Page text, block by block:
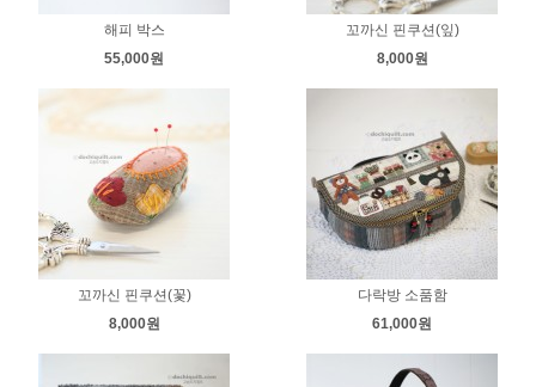
해피 박스
55,000원
꼬까신 핀쿠션(잎)
8,000원
꼬까신 핀쿠션(꽃)
8,000원
다락방 소품함
61,000원